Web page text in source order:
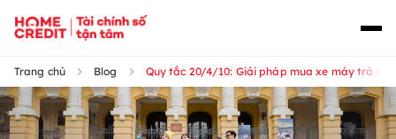
Trang chủ Blog Quy tắc 20/4/10: Giải pháp mua xe máy trả